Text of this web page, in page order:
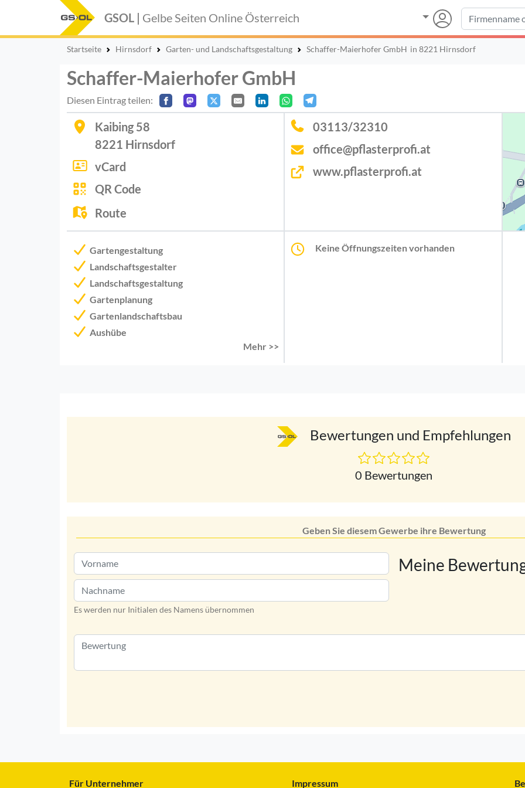
GSOL | Gelbe Seiten Online Österreich
Startseite Hirnsdorf Garten- und Landschaftsgestaltung Schaffer-Maierhofer GmbH in 8221 Hirnsdorf
Schaffer-Maierhofer GmbH
Diesen Eintrag teilen:
Kaibing 58
8221 Hirnsdorf
vCard
QR Code
Route
03113/32310
office@pflasterprofi.at
www.pflasterprofi.at
Gartengestaltung
Landschaftsgestalter
Landschaftsgestaltung
Gartenplanung
Gartenlandschaftsbau
Aushübe
Mehr >>
Keine Öffnungszeiten vorhanden
Bewertungen und Empfehlungen
0 Bewertungen
Geben Sie diesem Gewerbe ihre Bewertung
Es werden nur Initialen des Namens übernommen
Meine
Für Unternehmer Impressum